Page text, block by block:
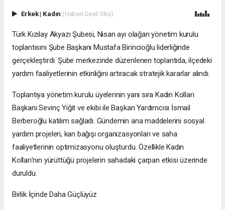
Erkek| Kadın (Haberi Sesli Oku)
Türk Kızılay Akyazı Şubesi, Nisan ayı olağan yönetim kurulu
toplantısını Şube Başkanı Mustafa Birincioğlu liderliğinde
gerçekleştirdi. Şube merkezinde düzenlenen toplantıda, ilçedeki
yardım faaliyetlerinin etkinliğini artıracak stratejik kararlar alındı.
​Toplantıya yönetim kurulu üyelerinin yanı sıra Kadın Kolları
Başkanı Sevinç Yiğit ve ekibi ile Başkan Yardımcısı İsmail
Berberoğlu katılım sağladı. Gündemin ana maddelerini sosyal
yardım projeleri, kan bağışı organizasyonları ve saha
faaliyetlerinin optimizasyonu oluşturdu. Özellikle Kadın
Kolları'nın yürüttüğü projelerin sahadaki çarpan etkisi üzerinde
duruldu.
​Birlik İçinde Daha Güçlüyüz